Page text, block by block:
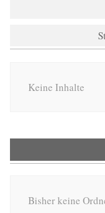
Keine Inhalte
Bisher keine